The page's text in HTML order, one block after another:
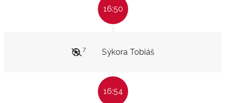
16:50
Sýkora Tobiáš
7
16:54